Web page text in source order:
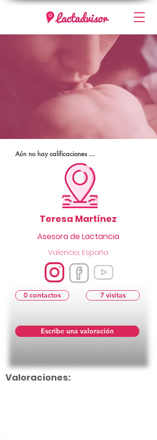
Aún no hay calificaciones ...
Teresa Martínez
Asesora de Lactancia
Valencia, España
0 contactos 7 visitas
Escribe una valoración
Valoraciones: